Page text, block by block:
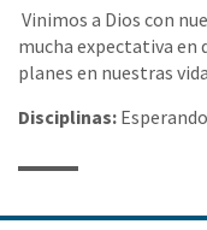
Vinimos a Dios con
mucha expectativa en
planes en nuestras
Disciplinas: